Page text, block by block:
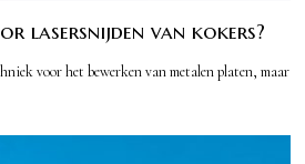
lasersnijden van kokers?
voor het bewerken van metalen platen, maar